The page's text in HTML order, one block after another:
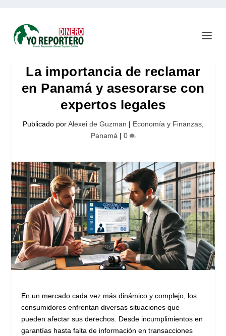
La importancia de reclamar
en Panamá y asesorarse con
expertos legales
Publicado porAlexei de Guzman | Economía y Finanzas,
Panamá | 0
En un mercado cada vez más dinámico y complejo, los
consumidores enfrentan diversas situaciones que
pueden afectar sus derechos. Desde incumplimientos en
garantías hasta falta de información en transacciones